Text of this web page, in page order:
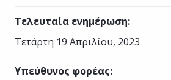
Τελευταία ενημέρωση:
Τετάρτη 19 Απριλίου, 2023
Υπεύθυνος φορέας: